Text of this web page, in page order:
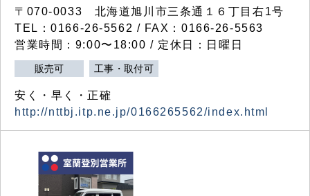
〒070-0033 北海道旭川市三条通１６丁目右1号
TEL：0166-26-5562 / FAX：0166-26-5563
営業時間：9:00〜18:00 / 定休日：日曜日
販売可 工事・取付可
安く・早く・正確
http://nttbj.itp.ne.jp/0166265562/index.html